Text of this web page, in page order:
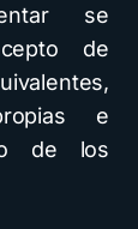
se
de
e
de los